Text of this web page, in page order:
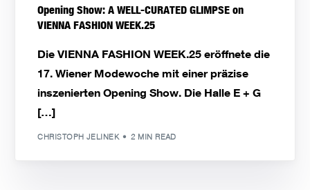
Opening Show: A WELL-CURATED GLIMPSE on
VIENNA FASHION WEEK.25
Die VIENNA FASHION WEEK.25 eröffnete die
17. Wiener Modewoche mit einer präzise
inszenierten Opening Show. Die Halle E + G
[…]
CHRISTOPH JELINEK 2 MIN READ